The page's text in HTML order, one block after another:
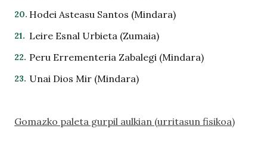
Hodei Asteasu Santos (Mindara)
Leire Esnal Urbieta (Zumaia)
Peru Errementeria Zabalegi (Mindara)
Unai Dios Mir (Mindara)
Gomazko paleta gurpil aulkian (urritasun fisikoa)